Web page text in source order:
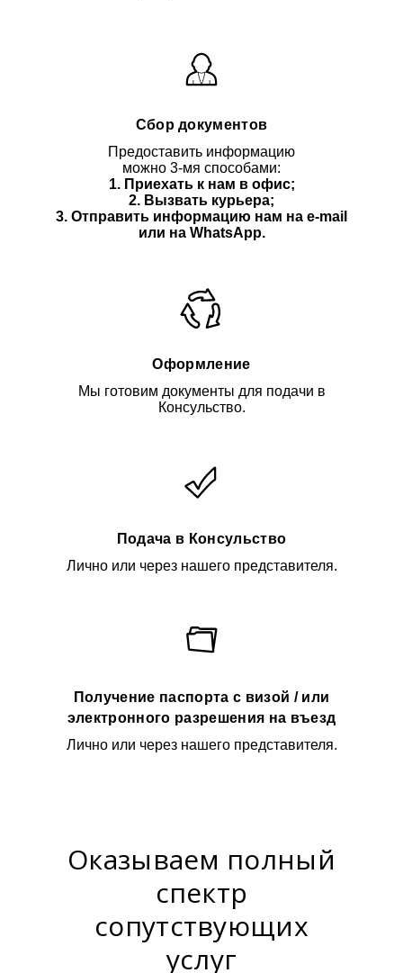
Сбор документов
Предоставить информацию
можно 3-мя способами:
1. Приехать к нам в офис;
2. Вызвать курьера;
3. Отправить информацию нам на e-mail
или на WhatsApp.
Оформление
Мы готовим документы для подачи в
Консульство.
Подача в Консульство
Лично или через нашего представителя.
Получение паспорта с визой / или
электронного разрешения на въезд
Лично или через нашего представителя.
Оказываем полный
спектр
сопутствующих
услуг